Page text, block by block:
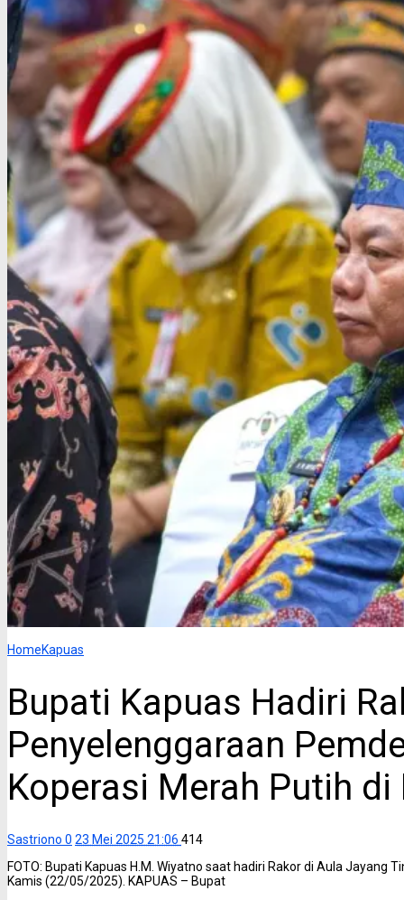
HomeKapuas
Bupati Kapuas Hadiri
Penyelenggaraan
Koperasi Merah Putih di
Sastriono 0 23 Mei 2025 21:06 414
FOTO: Bupati Kapuas H.M. Wiyatno saat hadiri Rakor di Aula Jayang
Kamis (22/05/2025). KAPUAS – Bupat